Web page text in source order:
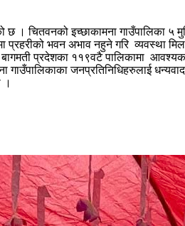
। चितवनको इच्छाकामना गाउँपालिका ५
प्रहरीको भवन अभाव नहुने गरि व्यवस्था
प्रदेशका ११९वटै पालिकामा
गाउँपालिकाका जनप्रतिनिधिहरुलाई
।